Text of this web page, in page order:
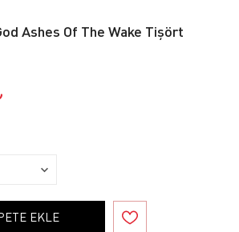
Ashes Of The Wake Tişört
EKLE